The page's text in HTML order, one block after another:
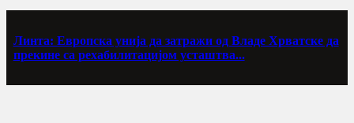
Линта: Европска унија да затражи од Владе Хрватске да
прекине са рехабилитацијом усташтва...